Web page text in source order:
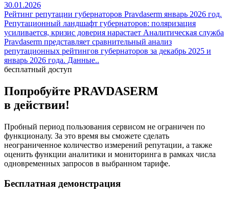
30.01.2026
Рейтинг репутации губернаторов Pravdaserm январь 2026 год.
Репутационный ландшафт губернаторов: поляризация
усиливается, кризис доверия нарастает Аналитическая служба
Pravdaserm представляет сравнительный анализ
репутационных рейтингов губернаторов за декабрь 2025 и
январь 2026 года. Данные..
бесплатный доступ
Попробуйте PRAVDASERM
в действии!
Пробный период пользования сервисом не ограничен по
функционалу. За это время вы сможете сделать
неограниченное количество измерений репутации, а также
оценить функции аналитики и мониторинга в рамках числа
одновременных запросов в выбранном тарифе.
Бесплатная демонстрация